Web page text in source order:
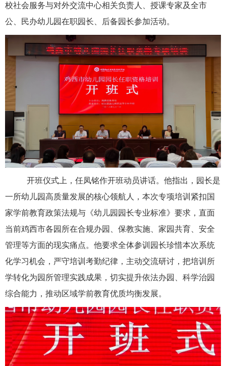
校社会服务与对外交流中心相关负责人、授课专家及全市
公、民办幼儿园在职园长、后备园长参加活动。
开班仪式上，任凤铭作开班动员讲话。他指出，园长是
一所幼儿园高质量发展的核心领航人，本次专项培训紧扣国
家学前教育政策法规与《幼儿园园长专业标准》要求，直面
当前鸡西市各园所在合规办园、保教实施、家园共育、安全
管理等方面的现实痛点。他要求全体参训园长珍惜本次系统
化学习机会，严守培训考勤纪律，主动交流研讨，把培训所
学转化为园所管理实践成果，切实提升依法办园、科学治园
综合能力，推动区域学前教育优质均衡发展。